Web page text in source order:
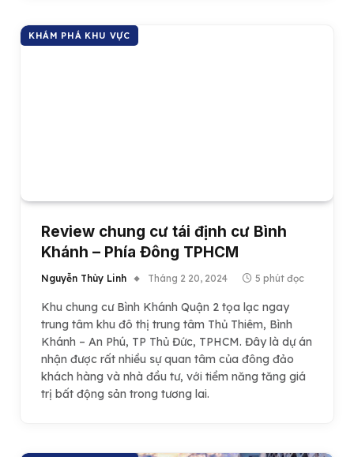
KHÁM PHÁ KHU VỰC
Review chung cư tái định cư Bình
Khánh – Phía Đông TPHCM
Nguyễn Thùy Linh Tháng 2 20, 2024 5 phút đọc
Khu chung cư Bình Khánh Quận 2 tọa lạc ngay
trung tâm khu đô thị trung tâm Thủ Thiêm, Bình
Khánh – An Phú, TP Thủ Đức, TPHCM. Đây là dự án
nhận được rất nhiều sự quan tâm của đông đảo
khách hàng và nhà đầu tư, với tiềm năng tăng giá
trị bất động sản trong tương lai.